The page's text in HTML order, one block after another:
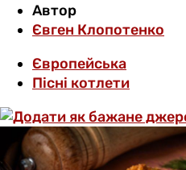
Автор
Євген Клопотенко
Європейська
Пісні котлети